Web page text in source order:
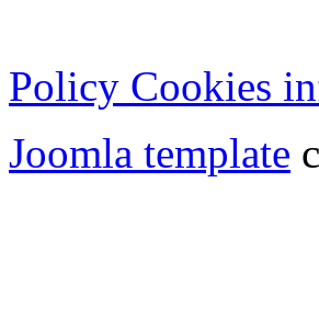
Policy Cookies
Joomla template